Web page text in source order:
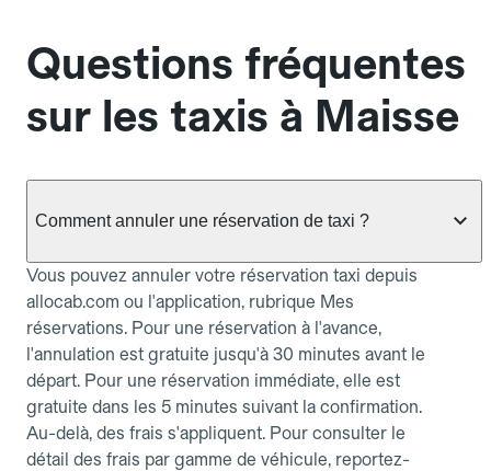
Questions fréquentes
sur les taxis à Maisse
Comment annuler une réservation de taxi ?
Vous pouvez annuler votre réservation taxi depuis
allocab.com ou l'application, rubrique Mes
réservations. Pour une réservation à l'avance,
l'annulation est gratuite jusqu'à 30 minutes avant le
départ. Pour une réservation immédiate, elle est
gratuite dans les 5 minutes suivant la confirmation.
Au-delà, des frais s'appliquent. Pour consulter le
détail des frais par gamme de véhicule, reportez-